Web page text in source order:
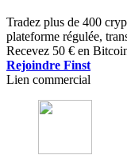
Tradez plus de 400
plateforme régulée,
Recevez 50 € en
Rejoindre Finst
Lien commercial